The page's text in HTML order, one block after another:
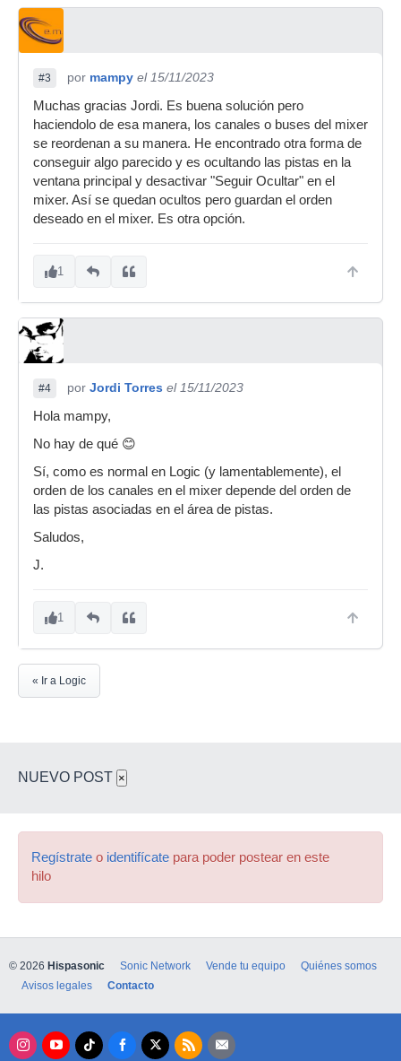
#3 por mampy el 15/11/2023
Muchas gracias Jordi. Es buena solución pero
haciendolo de esa manera, los canales o buses del mixer
se reordenan a su manera. He encontrado otra forma de
conseguir algo parecido y es ocultando las pistas en la
ventana principal y desactivar "Seguir Ocultar" en el
mixer. Así se quedan ocultos pero guardan el orden
deseado en el mixer. Es otra opción.
1
#4 por Jordi Torres el 15/11/2023
Hola mampy,
No hay de qué 😊
Sí, como es normal en Logic (y lamentablemente), el
orden de los canales en el mixer depende del orden de
las pistas asociadas en el área de pistas.
Saludos,
J.
1
« Ir a Logic
NUEVO POST ×
Regístrate o identifícate para poder postear en este
hilo
© 2026 Hispasonic Sonic Network Vende tu equipo
Quiénes somos
Avisos legales
Contacto